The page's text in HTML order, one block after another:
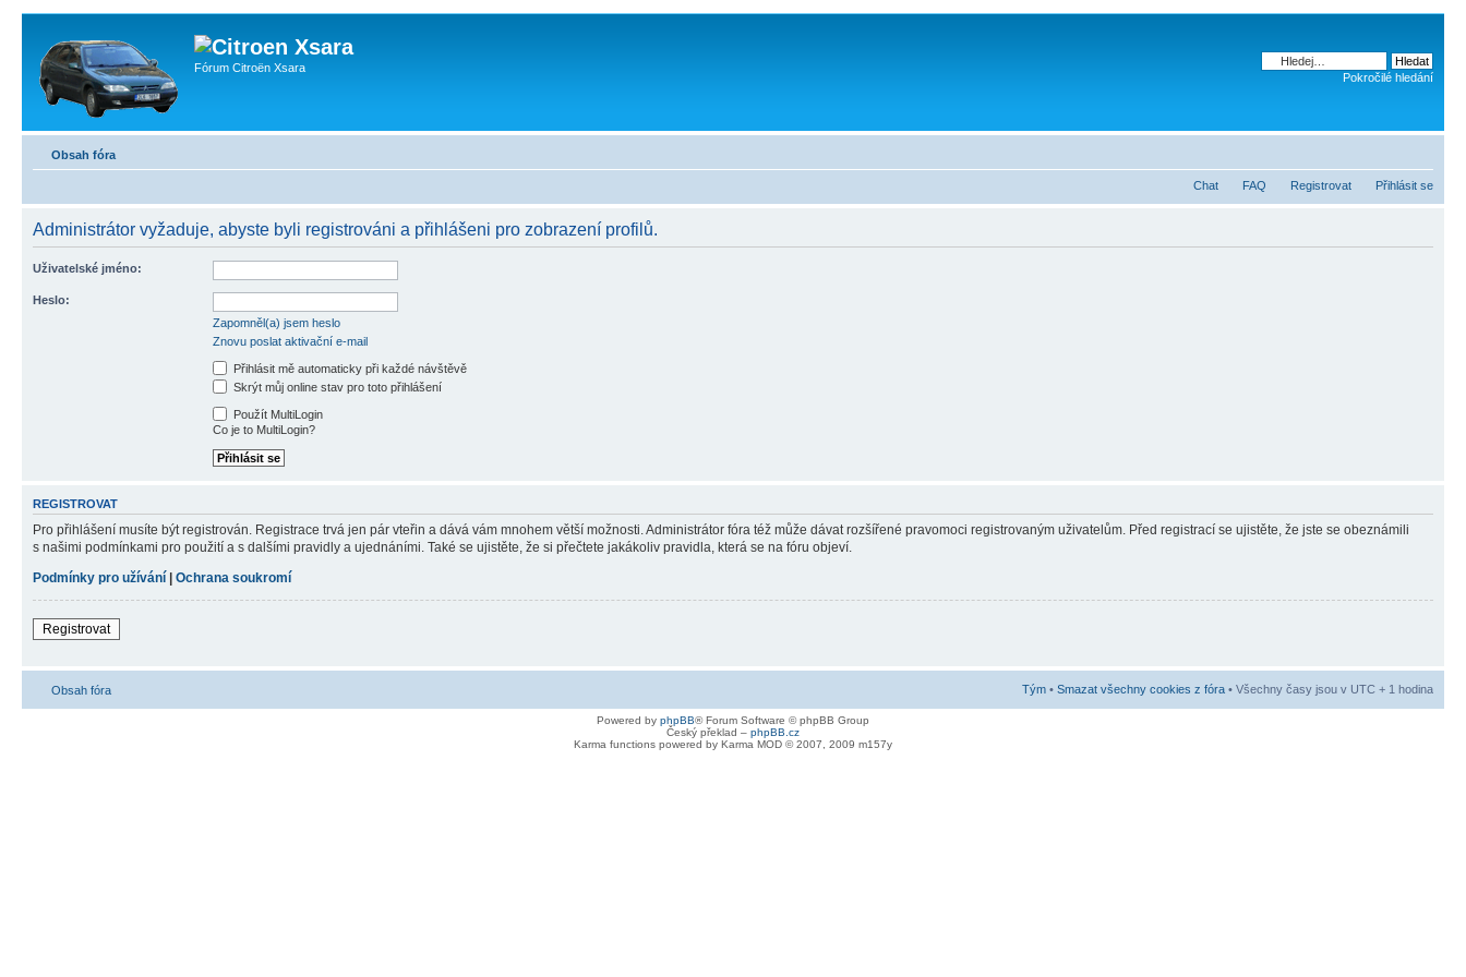
Fórum Citroën Xsara
Pokročilé hledání
Obsah fóra
Chat FAQ Registrovat Přihlásit se
Administrátor vyžaduje, abyste byli registrováni a přihlášeni pro zobrazení profilů.
Uživatelské jméno:
Heslo:
Zapomněl(a) jsem heslo
Znovu poslat aktivační e-mail
Přihlásit mě automaticky při každé návštěvě
Skrýt můj online stav pro toto přihlášení
Použít MultiLogin
Co je to MultiLogin?
REGISTROVAT
Pro přihlášení musíte být registrován. Registrace trvá jen pár vteřin a dává vám mnohem větší možnosti. Administrátor fóra též může dávat rozšířené pravomoci registrovaným uživatelům. Před registrací se ujistěte, že jste se obeznámili
s našimi podmínkami pro použití a s dalšími pravidly a ujednáními. Také se ujistěte, že si přečtete jakákoliv pravidla, která se na fóru objeví.
Podmínky pro užívání | Ochrana soukromí
Registrovat
Obsah fóra Tým • Smazat všechny cookies z fóra • Všechny časy jsou v UTC + 1 hodina
Powered by phpBB® Forum Software © phpBB Group
Český překlad – phpBB.cz
Karma functions powered by Karma MOD © 2007, 2009 m157y